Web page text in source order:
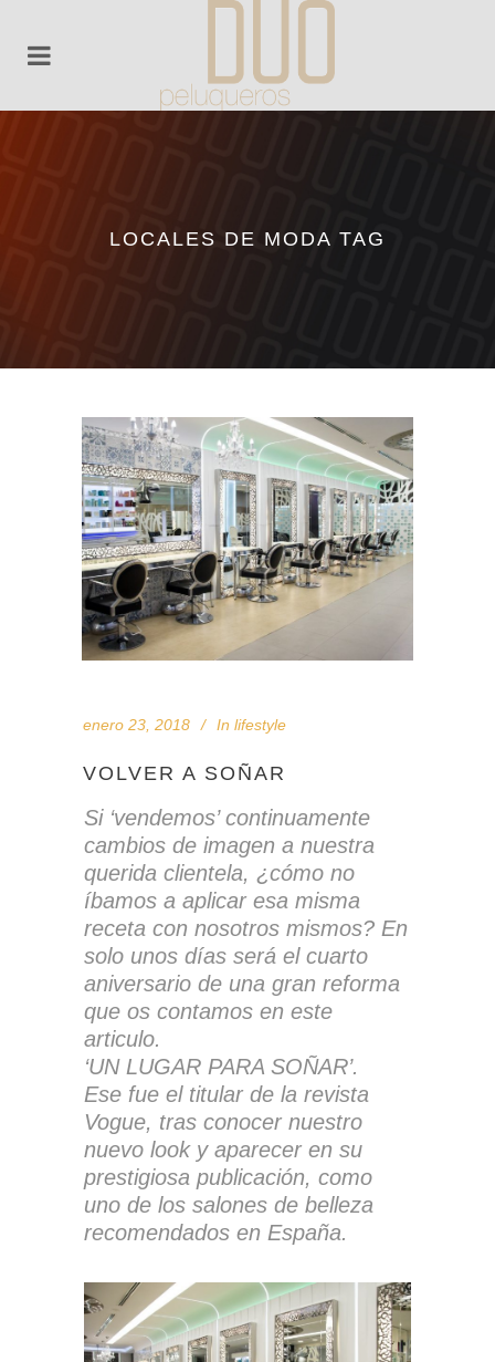
LOCALES DE MODA TAG
enero 23, 2018 In lifestyle
VOLVER A SOÑAR
Si ‘vendemos’ continuamente
cambios de imagen a nuestra
querida clientela, ¿cómo no
íbamos a aplicar esa misma
receta con nosotros mismos? En
solo unos días será el cuarto
aniversario de una gran reforma
que os contamos en este
articulo.
‘UN LUGAR PARA SOÑAR’.
Ese fue el titular de la revista
Vogue, tras conocer nuestro
nuevo look y aparecer en su
prestigiosa publicación, como
uno de los salones de belleza
recomendados en España.